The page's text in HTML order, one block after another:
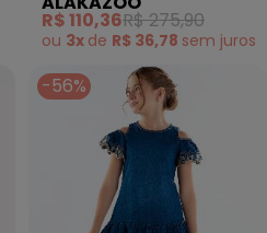
Infantil de Alças (Azul)
R$ 110,36R$ 275,90
ou 3x de R$ 36,78 sem juros
-56%